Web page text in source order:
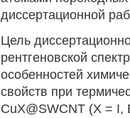
диссертационной
Цель
рентгеновской
особенностей
свойств при
CuX@SWCNT (X = I,